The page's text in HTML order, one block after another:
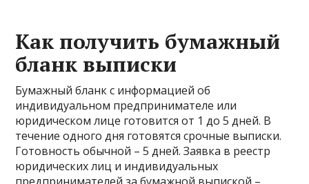
Как получить бумажный
бланк выписки
Бумажный бланк с информацией об
индивидуальном предпринимателе или
юридическом лице готовится от 1 до 5 дней. В
течение одного дня готовятся срочные выписки.
Готовность обычной – 5 дней. Заявка в реестр
юридических лиц и индивидуальных